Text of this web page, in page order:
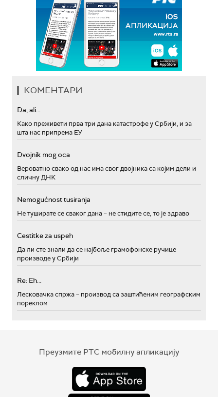
КОМЕНТАРИ
Da, ali...
Како преживети прва три дана катастрофе у Србији, и за
шта нас припрема ЕУ
Dvojnik mog oca
Вероватно свако од нас има свог двојника са којим дели и
сличну ДНК
Nemogućnost tusiranja
Не туширате се сваког дана – не стидите се, то је здраво
Cestitke za uspeh
Да ли сте знали да се најбоље грамофонске ручице
производе у Србији
Re: Eh...
Лесковачка спржа – производ са заштићеним географским
пореклом
Преузмите РТС мобилну апликацију